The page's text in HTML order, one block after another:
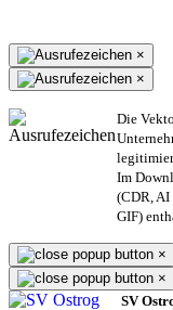
×
×
Die
Im
(CDR, AI
GIF)
×
×
SV